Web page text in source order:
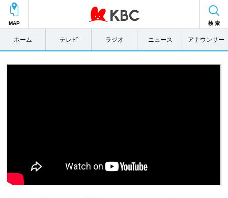
MAP 検 索
ホーム テレビ ラジオ ニュース アナウンサー